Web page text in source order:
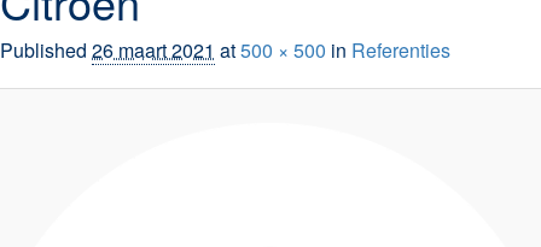
Published 26 maart 2021 at500 × 500 in Referenties